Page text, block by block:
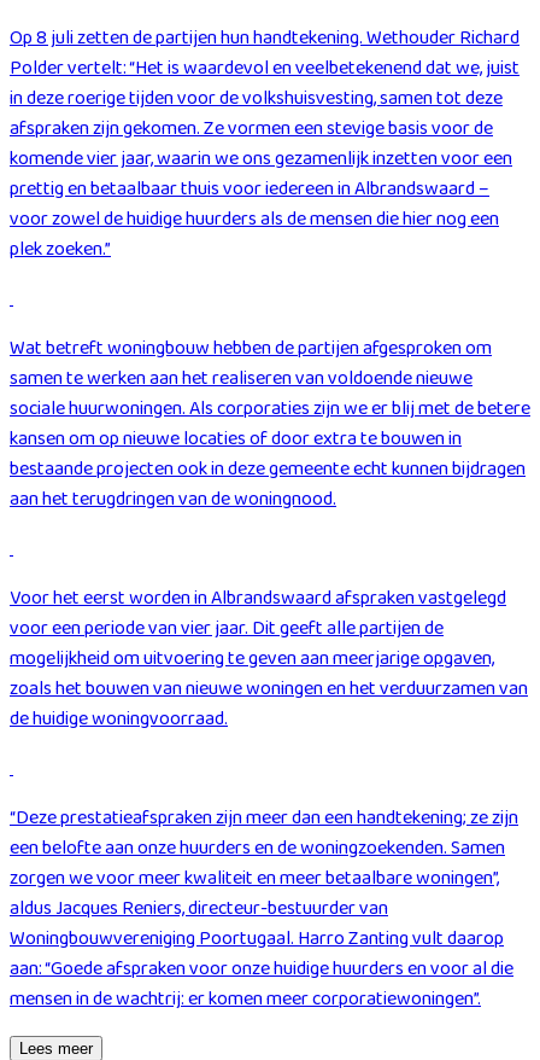
Op 8 juli zetten de partijen hun handtekening. Wethouder Richard
Polder vertelt: “Het is waardevol en veelbetekenend dat we, juist
in deze roerige tijden voor de volkshuisvesting, samen tot deze
afspraken zijn gekomen. Ze vormen een stevige basis voor de
komende vier jaar, waarin we ons gezamenlijk inzetten voor een
prettig en betaalbaar thuis voor iedereen in Albrandswaard –
voor zowel de huidige huurders als de mensen die hier nog een
plek zoeken.”
Wat betreft woningbouw hebben de partijen afgesproken om
samen te werken aan het realiseren van voldoende nieuwe
sociale huurwoningen. Als corporaties zijn we er blij met de betere
kansen om op nieuwe locaties of door extra te bouwen in
bestaande projecten ook in deze gemeente echt kunnen bijdragen
aan het terugdringen van de woningnood.
Voor het eerst worden in Albrandswaard afspraken vastgelegd
voor een periode van vier jaar. Dit geeft alle partijen de
mogelijkheid om uitvoering te geven aan meerjarige opgaven,
zoals het bouwen van nieuwe woningen en het verduurzamen van
de huidige woningvoorraad.
“Deze prestatieafspraken zijn meer dan een handtekening; ze zijn
een belofte aan onze huurders en de woningzoekenden. Samen
zorgen we voor meer kwaliteit en meer betaalbare woningen”,
aldus Jacques Reniers, directeur-bestuurder van
Woningbouwvereniging Poortugaal. Harro Zanting vult daarop
aan: “Goede afspraken voor onze huidige huurders en voor al die
mensen in de wachtrij: er komen meer corporatiewoningen”.
Lees meer